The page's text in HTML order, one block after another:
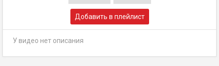
Добавить в плейлист
У видео нет описания